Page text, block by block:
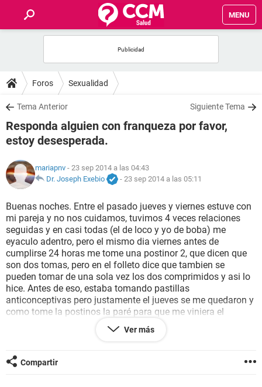
MENU
FOROS
SALUD
FAMILIA
NUTRICIÓN
SEXUALIDAD
GLOSARIO
Foros Sexualidad
Tema Anterior Siguiente Tema
Responda alguien con franqueza por favor,
estoy desesperada.
mariapnv - 23 sep 2014 a las 04:43
Dr. Joseph Exebio
- 23 sep 2014 a las 05:11
Buenas noches. Entre el pasado jueves y viernes estuve con
mi pareja y no nos cuidamos, tuvimos 4 veces relaciones
seguidas y en casi todas (el de loco y yo de boba) me
eyaculo adentro, pero el mismo dia viernes antes de
cumplirse 24 horas me tome una postinor 2, que dicen que
son dos tomas, pero en el folleto dice que tambien se
pueden tomar de una sola vez los dos comprimidos y asi lo
hice. Antes de eso, estaba tomando pastillas
anticonceptivas pero justamente el jueves se me quedaron y
como tome la postinos la paré para que me viniera el
periodo... Cuanto tengo que esperar para hacerme una
prueba de embarazo en sangre? ustedes creen que este
Ver más
Compartir